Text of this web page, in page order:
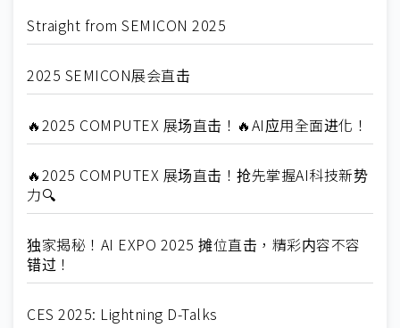
Straight from SEMICON 2025
2025 SEMICON展会直击
🔥2025 COMPUTEX 展场直击！🔥AI应用全面进化！
🔥2025 COMPUTEX 展场直击！抢先掌握AI科技新势
力🔍
独家揭秘！AI EXPO 2025 摊位直击，精彩内容不容
错过！
CES 2025: Lightning D-Talks